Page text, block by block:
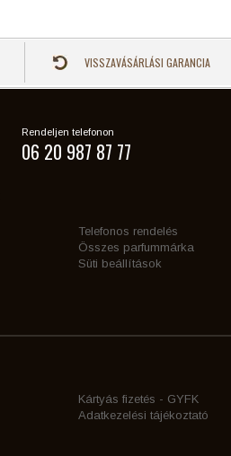
VISSZAVÁSÁRLÁSI GARANCIA
Rendeljen telefonon
06 20 987 87 77
Telefonos rendelés
Összes parfummárka
Süti beállítások
Kártyás fizetés - GYFK
Adatkezelési tájékoztató